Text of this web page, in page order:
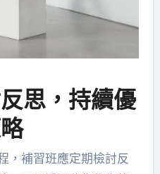
思，持續優
，補習班應定期檢討反